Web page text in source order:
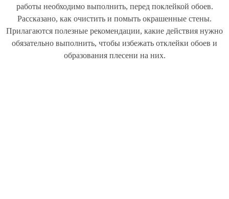
работы необходимо выполнить, перед поклейкой обоев.
Рассказано, как очистить и помыть окрашенные стены.
Прилагаются полезные рекомендации, какие действия нужно
обязательно выполнить, чтобы избежать отклейки обоев и
образования плесени на них.